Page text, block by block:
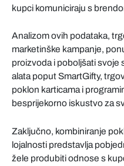
kupci komuniciraju s
Analizom ovih podataka,
marketinške kampanje,
proizvoda i poboljšati svoje
alata poput SmartGifty,
poklon karticama i
besprijekorno iskustvo za
Zaključno, kombiniranje
lojalnosti predstavlja
žele produbiti odnose s